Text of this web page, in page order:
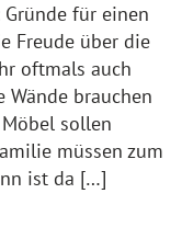
für einen
Freude über die
oftmals auch
Wände brauchen
sollen
müssen zum
ist da […]